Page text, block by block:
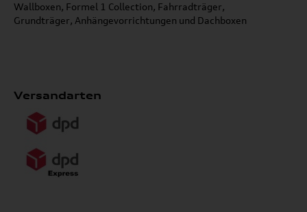
Wallboxen, Formel 1 Collection, Fahrradträger,
Grundträger, Anhängevorrichtungen und Dachboxen
Versandarten